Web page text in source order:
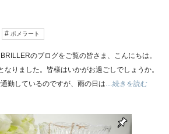
ポメラート
のブログをご覧の皆さま、こんにちは。
りました。皆様はいかがお過ごしでしょうか。
勤しているのですが、雨の日は…続きを読む